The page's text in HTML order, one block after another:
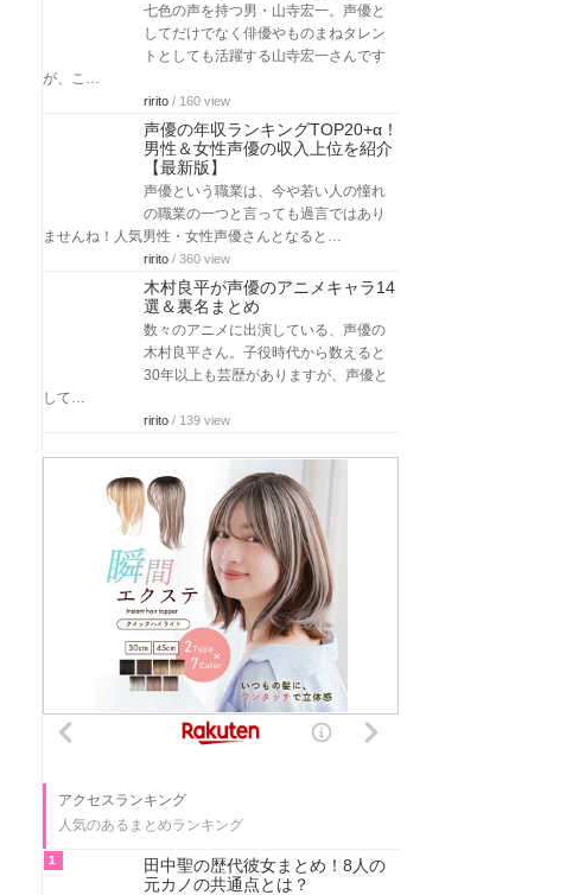
七色の声を持つ男・山寺宏一。声優と
してだけでなく俳優やものまねタレン
トとしても活躍する山寺宏一さんです
が、こ…
ririto / 160 view
声優の年収ランキングTOP20+α！
男性＆女性声優の収入上位を紹介
【最新版】
声優という職業は、今や若い人の憧れ
の職業の一つと言っても過言ではあり
ませんね！人気男性・女性声優さんとなると…
ririto / 360 view
木村良平が声優のアニメキャラ14
選＆裏名まとめ
数々のアニメに出演している、声優の
木村良平さん。子役時代から数えると
30年以上も芸歴がありますが、声優と
して…
ririto / 139 view
アクセスランキング
人気のあるまとめランキング
1
田中聖の歴代彼女まとめ！8人の
元カノの共通点とは？